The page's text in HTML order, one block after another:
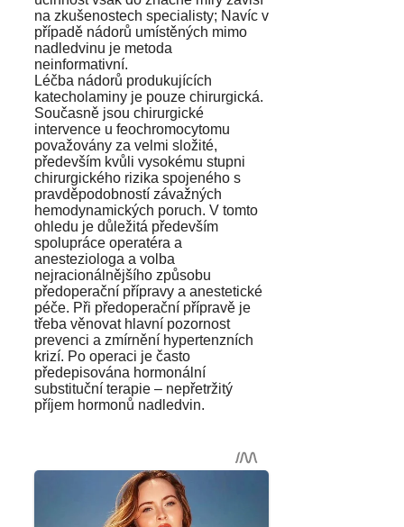
na zkušenostech specialisty; Navíc v
případě nádorů umístěných mimo
nadledvinu je metoda
neinformativní.
Léčba nádorů produkujících
katecholaminy je pouze chirurgická.
Současně jsou chirurgické
intervence u feochromocytomu
považovány za velmi složité,
především kvůli vysokému stupni
chirurgického rizika spojeného s
pravděpodobností závažných
hemodynamických poruch. V tomto
ohledu je důležitá především
spolupráce operatéra a
anesteziologa a volba
nejracionálnějšího způsobu
předoperační přípravy a anestetické
péče. Při předoperační přípravě je
třeba věnovat hlavní pozornost
prevenci a zmírnění hypertenzních
krizí. Po operaci je často
předepisována hormonální
substituční terapie – nepřetržitý
příjem hormonů nadledvin.